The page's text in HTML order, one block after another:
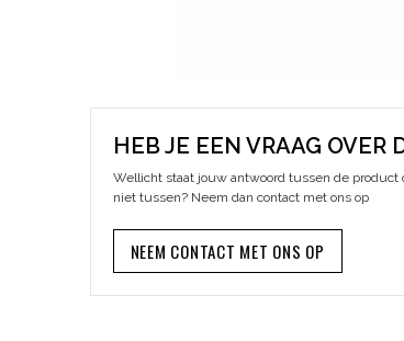
HEB JE EEN VRAAG OVER
Wellicht staat jouw antwoord tussen de product
niet tussen? Neem dan contact met ons op
NEEM CONTACT MET ONS OP